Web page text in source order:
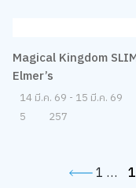
5
319
14 มี.ค. 69 - 15 มี.ค. 69